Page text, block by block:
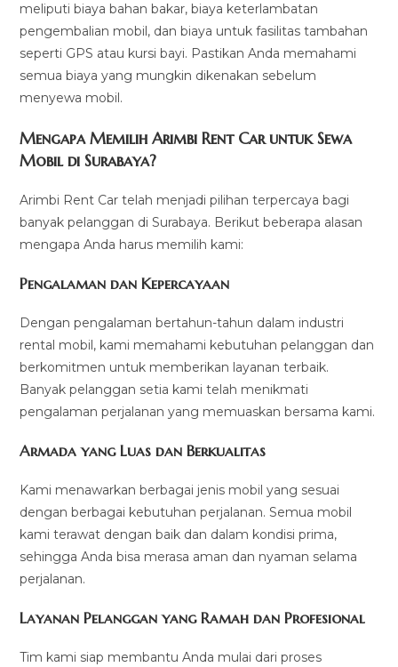
meliputi biaya bahan bakar, biaya keterlambatan
pengembalian mobil, dan biaya untuk fasilitas tambahan
seperti GPS atau kursi bayi. Pastikan Anda memahami
semua biaya yang mungkin dikenakan sebelum
menyewa mobil.
Mengapa Memilih Arimbi Rent Car untuk Sewa
Mobil di Surabaya?
Arimbi Rent Car telah menjadi pilihan terpercaya bagi
banyak pelanggan di Surabaya. Berikut beberapa alasan
mengapa Anda harus memilih kami:
Pengalaman dan Kepercayaan
Dengan pengalaman bertahun-tahun dalam industri
rental mobil, kami memahami kebutuhan pelanggan dan
berkomitmen untuk memberikan layanan terbaik.
Banyak pelanggan setia kami telah menikmati
pengalaman perjalanan yang memuaskan bersama kami.
Armada yang Luas dan Berkualitas
Kami menawarkan berbagai jenis mobil yang sesuai
dengan berbagai kebutuhan perjalanan. Semua mobil
kami terawat dengan baik dan dalam kondisi prima,
sehingga Anda bisa merasa aman dan nyaman selama
perjalanan.
Layanan Pelanggan yang Ramah dan Profesional
Tim kami siap membantu Anda mulai dari proses